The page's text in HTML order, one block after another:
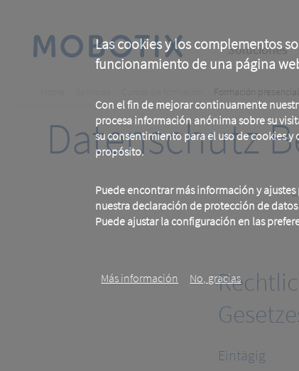
Las cookies y los complementos
funcionamiento de una página
Con el fin de mejorar continuamente
procesa información anónima sobre su
su consentimiento para el uso de cookies
propósito.
Puede encontrar más información y
nuestra declaración de protección de datos
Puede ajustar la configuración en las
Más información No, gracias
content
Main
Soluciones
Breadcrumb Formación presencial
Datenschutz
Eintägig